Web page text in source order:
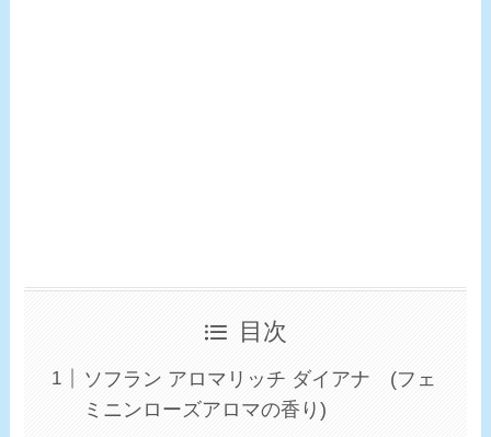
目次
ソフラン アロマリッチ ダイアナ (フェ
ミニンローズアロマの香り)